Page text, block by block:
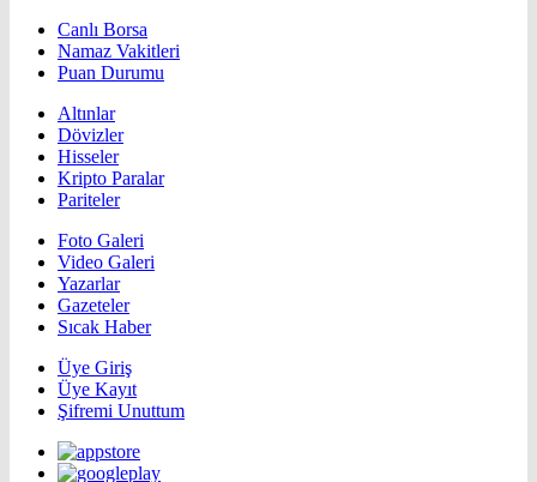
Canlı Borsa
Namaz Vakitleri
Puan Durumu
Altınlar
Dövizler
Hisseler
Kripto Paralar
Pariteler
Foto Galeri
Video Galeri
Yazarlar
Gazeteler
Sıcak Haber
Üye Giriş
Üye Kayıt
Şifremi Unuttum